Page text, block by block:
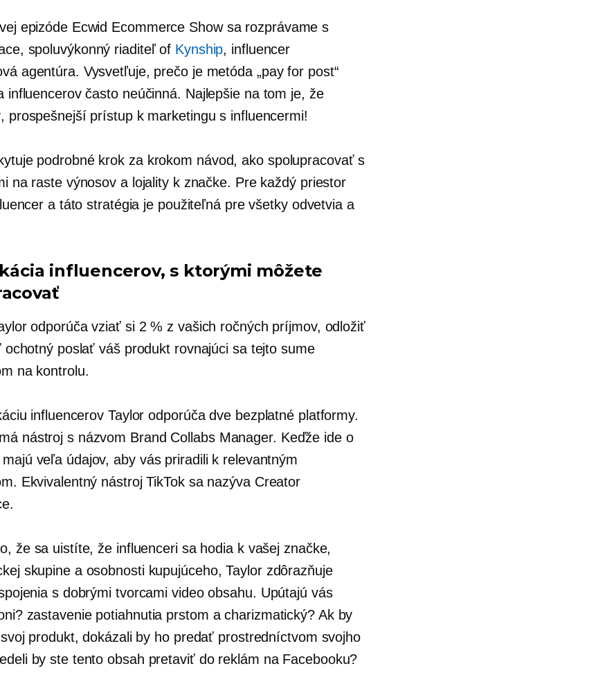
epizóde Ecwid Ecommerce Show sa rozprávame s
spoluvýkonný riaditeľof Kynship, influencer
agentúra. Vysvetľuje, prečo je metóda „pay for post“
influencerov často neúčinná. Najlepšie na tom je, že
prospešnejší prístup k marketingu s influencermi!
podrobné krok za krokom návod, ako spolupracovať s
na raste výnosov a lojality k značke. Pre každý priestor
a táto stratégia je použiteľná pre všetky odvetvia a
influencerov, s ktorými môžete
odporúča vziať si 2 % z vašich ročných príjmov, odložiť
ochotný poslať váš produkt rovnajúci sa tejto sume
na kontrolu.
influencerov Taylor odporúča dve bezplatné platformy.
nástroj s názvom Brand Collabs Manager. Keďže ide o
veľa údajov, aby vás priradili k relevantným
Ekvivalentný nástroj TikTok sa nazýva Creator
že sa uistíte, že influenceri sa hodia k vašej značke,
skupine a osobnosti kupujúceho, Taylor zdôrazňuje
s dobrými tvorcami video obsahu. Upútajú vás
zastavenie potiahnutia prstom a charizmatický? Ak by
produkt, dokázali by ho predať prostredníctvom svojho
by ste tento obsah pretaviť do reklám na Facebooku?